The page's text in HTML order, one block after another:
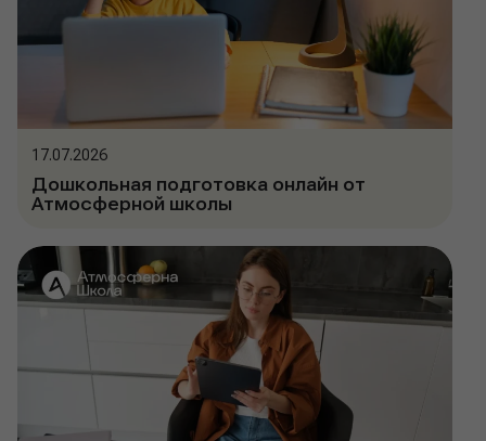
17.07.2026
Дошкольная подготовка онлайн от
Атмосферной школы